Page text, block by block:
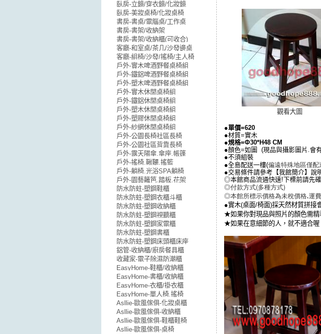
觀看大圖
●單價=620
●材質=實木
●規格=Φ30*H48 CM
●顏色=如圖 (現品與攝影圖片.會
●不須組裝
●全島配送一樓(偏遠特殊地區僅
●交易條件請參考【我館簡介】說
◎本館商品流通快速!下標前請先
◎付款方式(多種方式)
◎本館所標示價格為未稅價格.運
●實木(桌面/椅面)採天然材質拼接
★如果你對現品與照片的顏色需
★如果在意細節的人，就不適合喔
臥房-立鏡/穿衣鏡/化妝鏡
臥房-美妝桌椅/化妝桌椅
書房-書桌/電腦桌/工作桌
書房-書架/收納架
書房-書架/收納櫃(可收合)
客廳-和室桌/茶几/沙發邊桌
客廳-組椅/沙發/搖椅/主人椅
戶外-實木啤酒野餐桌椅組
戶外-鐵鋁啤酒野餐桌椅組
戶外-塑木啤酒野餐桌椅組
戶外-實木休閒桌椅組
戶外-鐵鋁休閒桌椅組
戶外-塑木休閒桌椅組
戶外-塑膠休閒桌椅組
戶外-紗網休閒桌椅組
戶外-公園長椅社區長椅
戶外-公園社區背靠長椅
戶外-露天陽傘.傘座.帳篷
戶外-搖椅.鞦韆.搖籃
戶外-躺椅.光浴SPA躺椅
戶外-園藝籬笆.踏板.花架
防水防蛀-塑鋼鞋櫃
防水防蛀-塑鋼衣櫃斗櫃
防水防蛀-塑鋼收納櫃
防水防蛀-塑鋼視聽櫃
防水防蛀-塑鋼家電櫃
防水防蛀-塑鋼書櫃
防水防蛀-塑鋼床頭櫃床座
鋁管-收納櫃/廚房餐具櫃
收藏家-電子除濕防潮櫃
EasyHome-鞋櫃/收納櫃
EasyHome-書櫃/收納櫃
EasyHome-衣櫃/掛衣櫃
EasyHome-單人椅.搖椅
Asllie-歐風傢俱-化妝桌櫃
Asllie-歐風傢俱-收納櫃
Asllie-歐風傢俱-鞋櫃鞋椅
Asllie-歐風傢俱-桌椅